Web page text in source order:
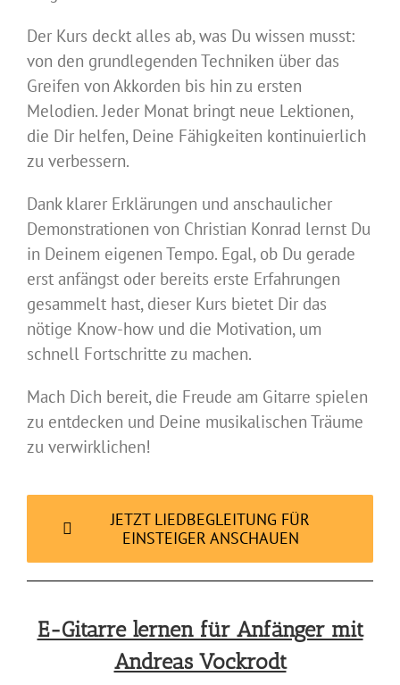
Der Kurs deckt alles ab, was Du wissen musst:
von den grundlegenden Techniken über das
Greifen von Akkorden bis hin zu ersten
Melodien. Jeder Monat bringt neue Lektionen,
die Dir helfen, Deine Fähigkeiten kontinuierlich
zu verbessern.
Dank klarer Erklärungen und anschaulicher
Demonstrationen von Christian Konrad lernst Du
in Deinem eigenen Tempo. Egal, ob Du gerade
erst anfängst oder bereits erste Erfahrungen
gesammelt hast, dieser Kurs bietet Dir das
nötige Know-how und die Motivation, um
schnell Fortschritte zu machen.
Mach Dich bereit, die Freude am Gitarre spielen
zu entdecken und Deine musikalischen Träume
zu verwirklichen!
JETZT LIEDBEGLEITUNG FÜR
EINSTEIGER ANSCHAUEN
E-Gitarre lernen für Anfänger mit
Andreas Vockrodt